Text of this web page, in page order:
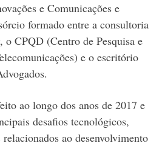
e Comunicações e
formado entre a consultoria
CPQD (Centro de Pesquisa e
e o escritório
ao longo dos anos de 2017 e
desafios tecnológicos,
ao desenvolvimento